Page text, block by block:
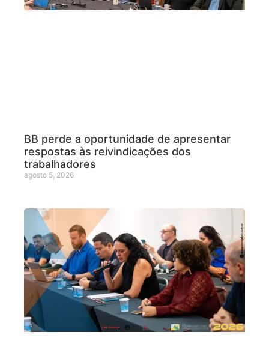
BB perde a oportunidade de apresentar
respostas às reivindicações dos
trabalhadores
agosto 5, 2026